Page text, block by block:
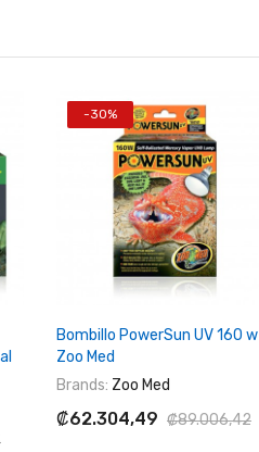
-30%
+ Agregar Al Carrito
Bombillo PowerSun UV 160 w
Zoo Med
Brands: Zoo Med
₡62.304,49 ₡89.006,42